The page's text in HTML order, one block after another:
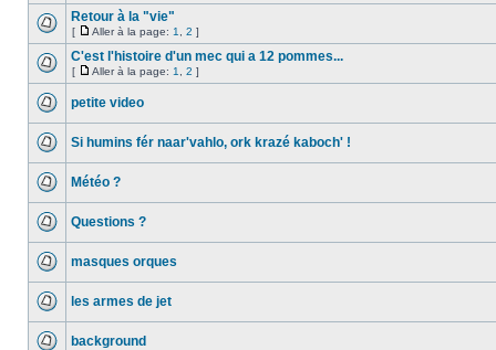
Retour à la "vie"
[ Aller à la page: 1 2 ]
C'est l'histoire d'un mec qui a 12 pommes...
[ Aller à la page: 1 2 ]
petite video
Si humins fér naar'vahlo, ork krazé kaboch' !
Météo ?
Questions ?
masques orques
les armes de jet
background